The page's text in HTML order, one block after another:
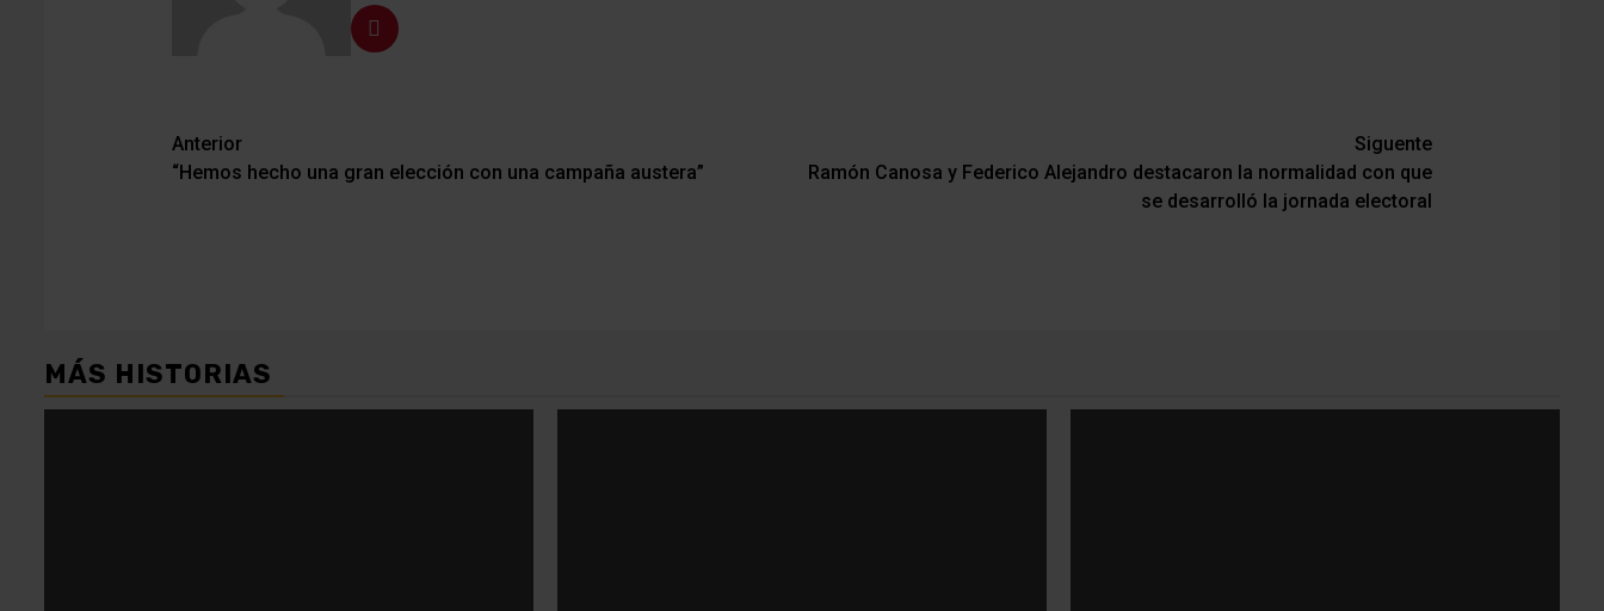
Navegación
de
Anterior
“Hemos hecho una gran elección con una campaña austera”
Siguente
Ramón Canosa y Federico Alejandro destacaron la normalidad con que
se desarrolló la jornada electoral
MÁS HISTORIAS